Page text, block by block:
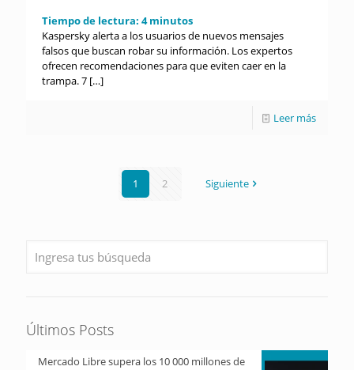
Tiempo de lectura: 4 minutos
Kaspersky alerta a los usuarios de nuevos mensajes
falsos que buscan robar su información. Los expertos
ofrecen recomendaciones para que eviten caer en la
trampa. 7 […]
Leer más
1 2 Siguiente
Últimos Posts
Mercado Libre supera los 10 000 millones de